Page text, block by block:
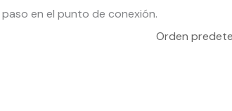
en el punto de conexión.